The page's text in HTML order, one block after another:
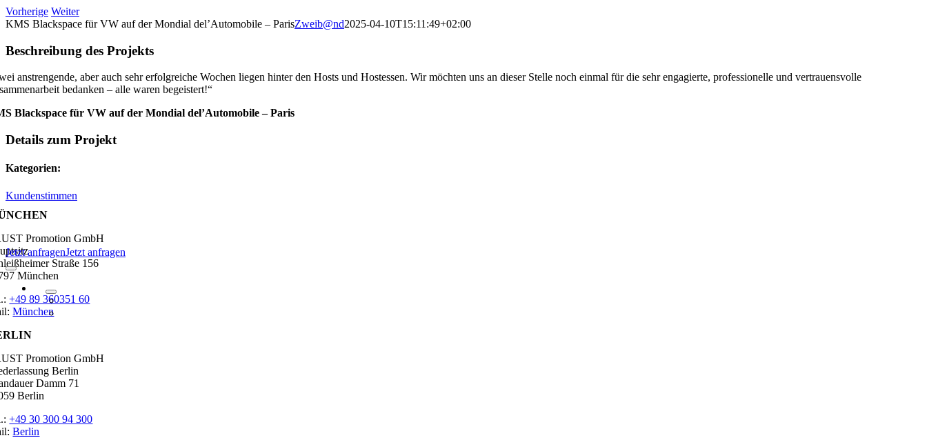
Zum
Inhalt
Jetzt anfragenJetzt anfragen
Navigation
Vorherige Weiter
KMS Blackspace für VW auf der Mondial del’Automobile – ParisZweib@nd2025-04-10T15:11:49+02:00
Beschreibung des Projekts
anstrengende, aber auch sehr erfolgreiche Wochen liegen hinter den Hosts und Hostessen. Wir möchten uns an dieser Stelle noch einmal für die sehr engagierte, professionelle und vertrauensvolle
bedanken – alle waren begeistert!“
Blackspace für VW auf der Mondial del’Automobile – Paris
Details zum Projekt
Kategorien:
Kundenstimmen
Promotion GmbH
Straße 156
München
+49 89 360351 60
München
Promotion GmbH
Berlin
Damm 71
Berlin
+49 30 300 94 300
Berlin